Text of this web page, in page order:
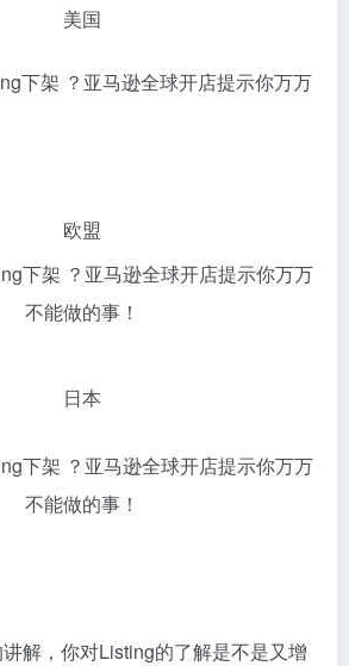
美国
欧盟
日本
解，你对Listing的了解是不是又增